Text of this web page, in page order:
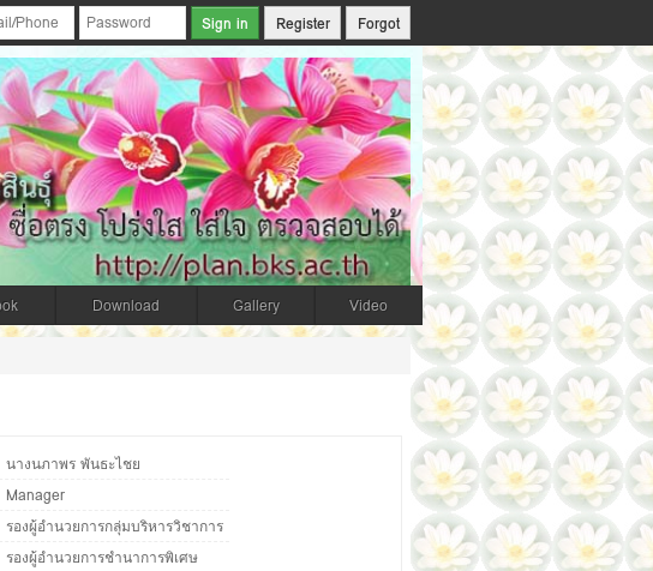
Register Forgot
Download Gallery Video
นางนภาพร พันธะไชย
Manager
รองผู้อำนวยการกลุ่มบริหารวิชาการ
รองผู้อำนวยการชำนาการพิเศษ